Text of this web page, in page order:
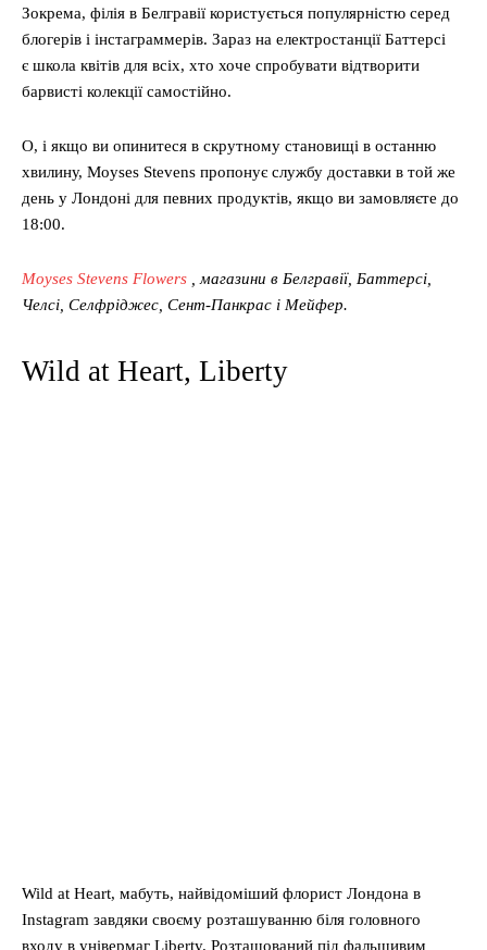
Зокрема, філія в Белгравії користується популярністю серед
блогерів і інстаграммерів. Зараз на електростанції Баттерсі
є школа квітів для всіх, хто хоче спробувати відтворити
барвисті колекції самостійно.
О, і якщо ви опинитеся в скрутному становищі в останню
хвилину, Moyses Stevens пропонує службу доставки в той же
день у Лондоні для певних продуктів, якщо ви замовляєте до
18:00.
Moyses Stevens Flowers , магазини в Белгравії, Баттерсі,
Челсі, Селфріджес, Сент-Панкрас і Мейфер.
Wild at Heart, Liberty
Wild at Heart, мабуть, найвідоміший флорист Лондона в
Instagram завдяки своєму розташуванню біля головного
входу в універмаг Liberty. Розташований під фальшивим